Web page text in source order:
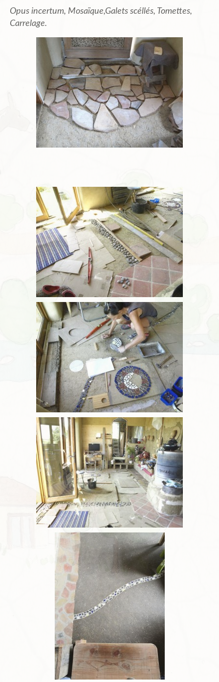
Opus incertum, Mosaïque,Galets scéllés, Tomettes,
Carrelage.